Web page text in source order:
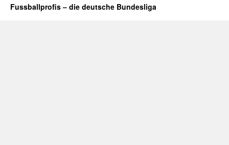
Fussballprofis – die deutsche Bundesliga